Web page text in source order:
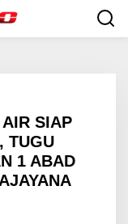
SIAP
TUGU
1 ABAD